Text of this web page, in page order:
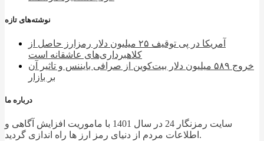
نوشته‌های تازه
آمریکا در پی توقیف ۲۵ میلیون دلار رمزارز حاصل از
کلاهبرداری‌های عاشقانه است
خروج ۵۸۹ میلیون دلار بیت‌کوین از صرافی بایننس و تاثیر آن
بر بازار
درباره ما
سایت رمزنگار 24 در سال 1401 با ماموریت افزایش آگاهی و
اطلاعات مردم از دنیای رمز ارز ها راه اندازی گردید.